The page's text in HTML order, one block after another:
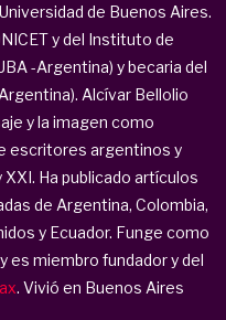
de Buenos Aires.
y del Instituto de
-Argentina) y becaria del
Alcívar Bellolio
y la imagen como
escritores argentinos y
Ha publicado artículos
de Argentina, Colombia,
y Ecuador. Funge como
es miembro fundador y del
. Vivió en Buenos Aires